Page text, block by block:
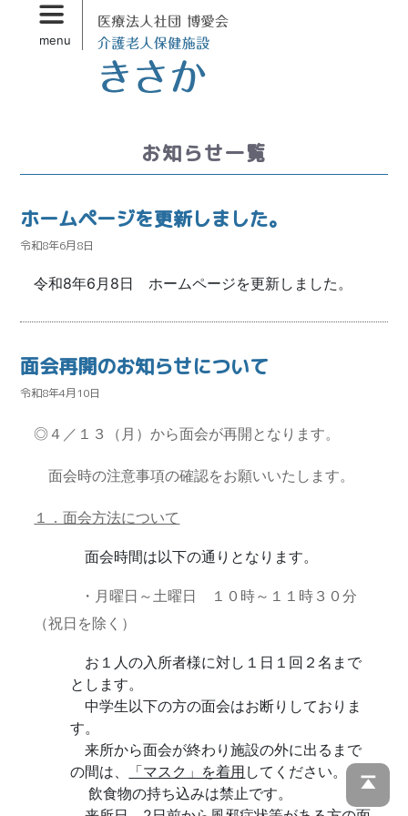
menu
お知らせ一覧
ホームページを更新しました。
令和8年6月8日
令和8年6月8日 ホームページを更新しました。
面会再開のお知らせについて
令和8年4月10日
◎４／１３（月）から面会が再開となります。
面会時の注意事項の確認をお願いいたします。
１．面会方法について
面会時間は以下の通りとなります。
・月曜日～土曜日 １０時～１１時３０分
（祝日を除く）
お１人の入所者様に対し１日１回２名まで
とします。
中学生以下の方の面会はお断りしておりま
す。
来所から面会が終わり施設の外に出るまで
の間は、
「マスク」を着用 してください。
飲食物の持ち込みは禁止です。